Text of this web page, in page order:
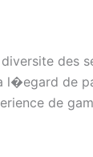
des
l�egard
de